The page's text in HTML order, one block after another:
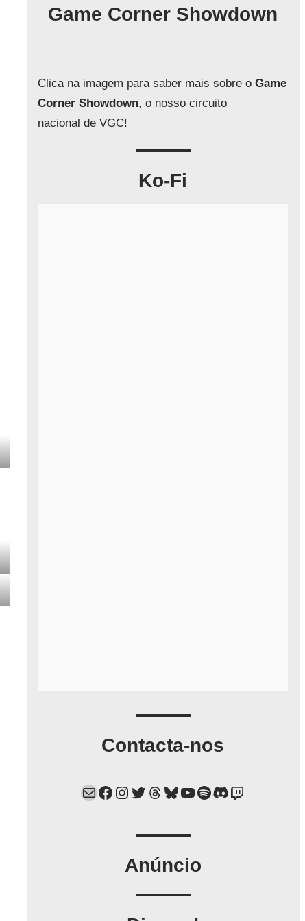
Game Corner Showdown
Clica na imagem para saber mais sobre oGame
Corner Showdown, o nosso circuito
nacional de VGC!
Ko-Fi
Contacta-nos
Mail Facebook Instagram Twitter Threads Bluesky YouTube Spotify Discord Twitch
Anúncio